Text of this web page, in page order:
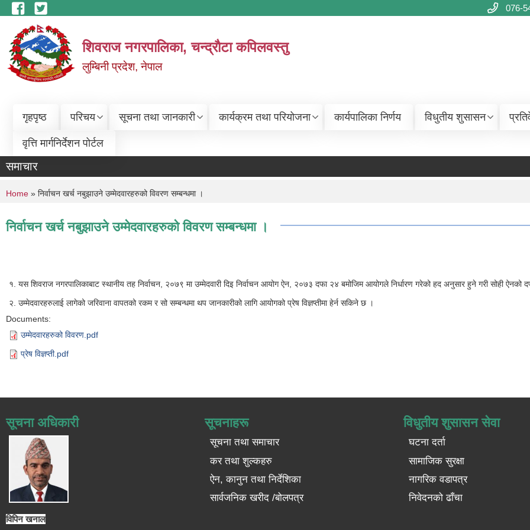
Skip to main content 076-
शिवराज नगरपालिका, चन्द्राैटा कपिलवस्तु
लुम्बिनी प्रदेश, नेपाल
गृहपृष्ठ परिचय सूचना तथा जानकारी कार्यक्रम तथा परियोजना कार्यपालिका निर्णय विधुतीय शुसासन
वृत्ति मार्गनिर्देशन पोर्टल
समाचार
You are here
Home » निर्वाचन खर्च नबुझाउने उम्मेदवारहरुको विवरण सम्बन्धमा ।
निर्वाचन खर्च नबुझाउने उम्मेदवारहरुको विवरण सम्बन्धमा ।
१. यस शिवराज नगरपालिकाबाट स्थानीय तह निर्वाचन, २०७९ मा उम्मेदवारी दिइ निर्वाचन आयोग ऐन, २०७३ दफा २४ बमोजिम आयोगले निर्धारण गरेको हद अनुसार हुने गरी सोही
२. उम्मेदवारहरुलाई लागेको जरिवाना वापतको रकम र सो सम्बन्धमा थप जानकारीको लागि आयोगको प्रेष विज्ञप्तीमा हेर्न सकिने छ ।
Documents:
उम्मेदवारहरुको विवरण.pdf
प्रेष विज्ञप्ती.pdf
सूचना अधिकारी
विपिन खनाल
सूचनाहरू
सूचना तथा समाचार
कर तथा शुल्कहरु
ऐन, कानुन तथा निर्देशिका
सार्वजनिक खरीद /बोलपत्र
विधुतीय शुसासन सेवा
घटना दर्ता
सामाजिक सुरक्षा
नागरिक वडापत्र
निवेदनको ढाँचा